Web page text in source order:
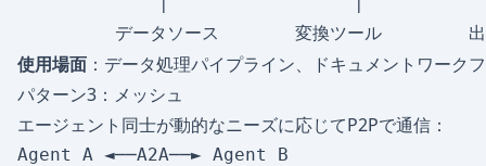
使用場面 ：データ処理パイプライン、ドキュメントワーク
パターン3：メッシュ
エージェント同士が動的なニーズに応じてP2Pで通信：
Agent A ◄──A2A──► Agent B